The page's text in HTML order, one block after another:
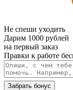
Не спеши уходить
Дарим 1000 рублей
на первый заказ
Правки к работе
Забрать бонус